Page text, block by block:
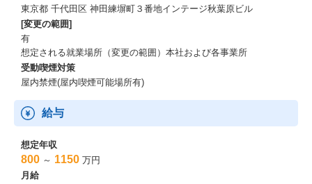
東京都 千代田区 神田練塀町３番地インテージ秋葉原ビル
[変更の範囲]
有
想定される就業場所（変更の範囲）本社および各事業所
受動喫煙対策
屋内禁煙(屋内喫煙可能場所有)
給与
想定年収
800 ～ 1150 万円
月給